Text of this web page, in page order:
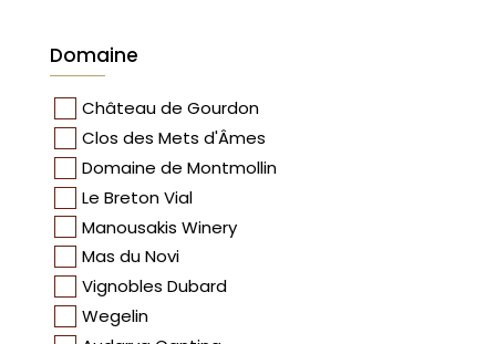
Domaine
Château de Gourdon
Clos des Mets d'Âmes
Domaine de Montmollin
Le Breton Vial
Manousakis Winery
Mas du Novi
Vignobles Dubard
Wegelin